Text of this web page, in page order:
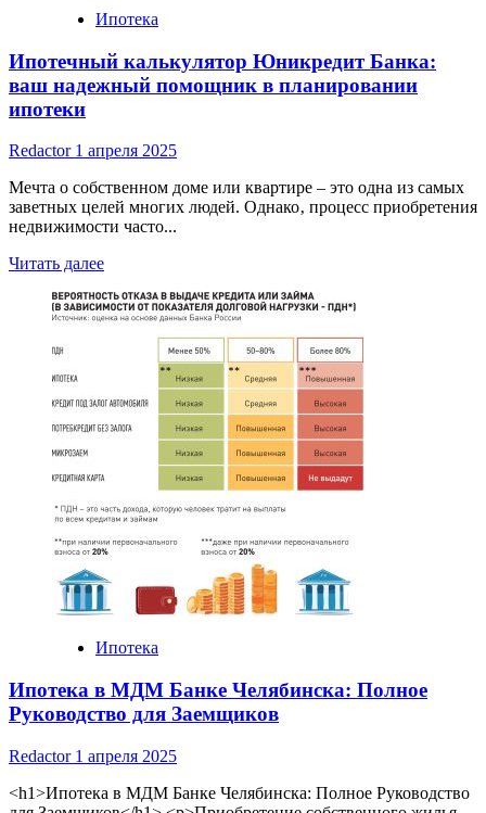
Ипотека
Ипотечный калькулятор Юникредит Банка:
ваш надежный помощник в планировании
ипотеки
Redactor 1 апреля 2025
Мечта о собственном доме или квартире – это одна из самых
заветных целей многих людей. Однако‚ процесс приобретения
недвижимости часто...
Читать далееRead
about
Ипотечный
калькулятор
Юникредит
ваш
надежный
помощник
планировании
ипотеки
Ипотека
Ипотека в МДМ Банке Челябинска: Полное
Руководство для Заемщиков
Redactor 1 апреля 2025
<h1>Ипотека в МДМ Банке Челябинска: Полное Руководство